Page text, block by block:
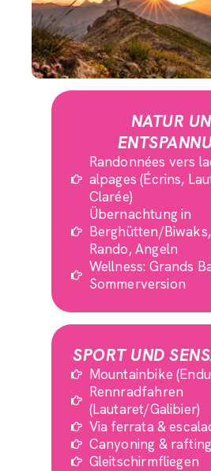
NATUR
Randonnées vers
alpages (Écrins,
Clarée)
Übernachtung in
Berghütten/
Rando, Angeln
Wellness: Grands
Sommerversion
SPORT UND
Mountainbike
Rennradfahren
(Lautaret/Galibier)
Via ferrata &
Canyoning & rafting
Gleitschirmfliegen